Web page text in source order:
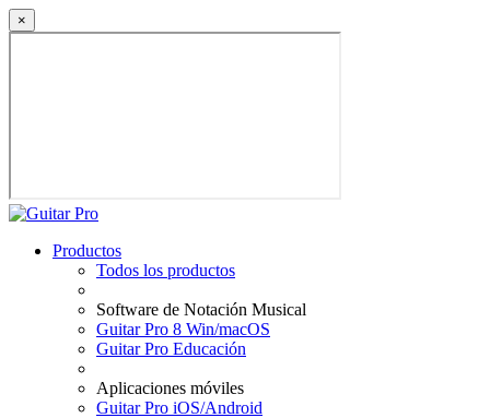
×
Productos
Todos los productos
Software de Notación Musical
Guitar Pro 8 Win/macOS
Guitar Pro Educación
Aplicaciones móviles
Guitar Pro iOS/Android